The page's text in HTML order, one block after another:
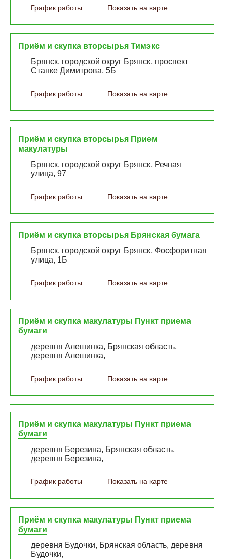
График работы Показать на карте
Приём и скупка вторсырья Тимэкс
Брянск, городской округ Брянск, проспект
Станке Димитрова, 5Б
График работы Показать на карте
Приём и скупка вторсырья Прием
макулатуры
Брянск, городской округ Брянск, Речная
улица, 97
График работы Показать на карте
Приём и скупка вторсырья Брянская бумага
Брянск, городской округ Брянск, Фосфоритная
улица, 1Б
График работы Показать на карте
Приём и скупка макулатуры Пункт приема
бумаги
деревня Алешинка, Брянская область,
деревня Алешинка,
График работы Показать на карте
Приём и скупка макулатуры Пункт приема
бумаги
деревня Березина, Брянская область,
деревня Березина,
График работы Показать на карте
Приём и скупка макулатуры Пункт приема
бумаги
деревня Будочки, Брянская область, деревня
Будочки,